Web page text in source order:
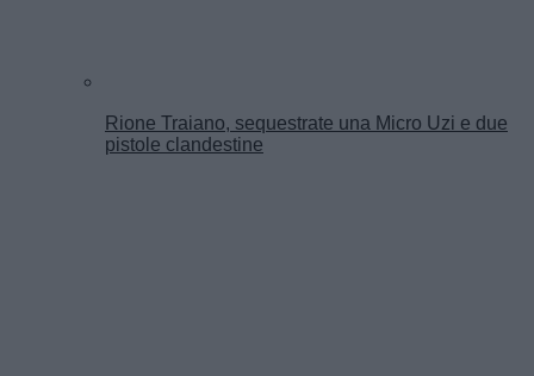
Rione Traiano, sequestrate una Micro Uzi e due
pistole clandestine